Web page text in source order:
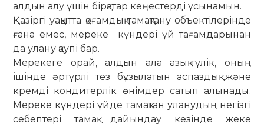
алдын алу үшін бірқатар кеңестерді ұсынамын.
Қазіргі уақытта қоғамдық тамақтану объектілерінде
ғана емес, мереке күндері үй тағамдарынан
да улану қаупі бар.
Мерекеге орай, алдын ала азық-түлік, оның
ішінде әртүрлі тез бұзылатын аспаздық және
кремді кондитерлік өнімдер сатып алынады.
Мереке күндері үйде тамақтан уланудың негізгі
себептері тамақ дайындау кезінде жеке